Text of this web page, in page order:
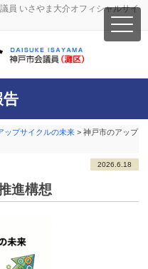
員 いさやま大介オフィシャルサイ
告
ップサイクルの未来 >神戸市のアップ
2026.6.18
進構想